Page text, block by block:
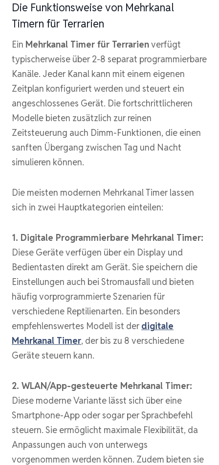
Die Funktionsweise von Mehrkanal
Timern für Terrarien
Ein Mehrkanal Timer für Terrarienverfügt
typischerweise über 2-8 separat programmierbare
Kanäle. Jeder Kanal kann mit einem eigenen
Zeitplan konfiguriert werden und steuert ein
angeschlossenes Gerät. Die fortschrittlicheren
Modelle bieten zusätzlich zur reinen
Zeitsteuerung auch Dimm-Funktionen, die einen
sanften Übergang zwischen Tag und Nacht
simulieren können.
Die meisten modernen Mehrkanal Timer lassen
sich in zwei Hauptkategorien einteilen:
1. Digitale Programmierbare Mehrkanal Timer:
Diese Geräte verfügen über ein Display und
Bedientasten direkt am Gerät. Sie speichern die
Einstellungen auch bei Stromausfall und bieten
häufig vorprogrammierte Szenarien für
verschiedene Reptilienarten. Ein besonders
empfehlenswertes Modell ist derdigitale
Mehrkanal Timer, der bis zu 8 verschiedene
Geräte steuern kann.
2. WLAN/App-gesteuerte Mehrkanal Timer:
Diese moderne Variante lässt sich über eine
Smartphone-App oder sogar per Sprachbefehl
steuern. Sie ermöglicht maximale Flexibilität, da
Anpassungen auch von unterwegs
vorgenommen werden können. Zudem bieten sie